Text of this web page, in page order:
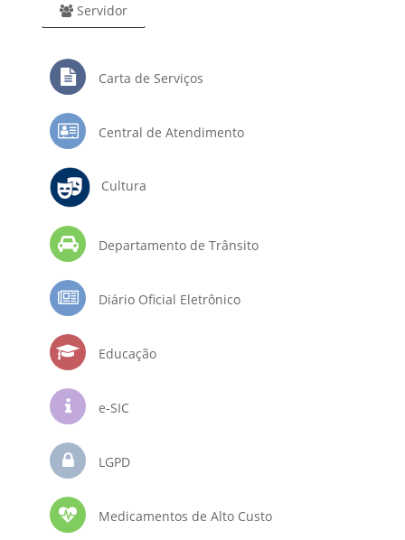
Servidor
Carta de Serviços
Central de Atendimento
Cultura
Departamento de Trânsito
Diário Oficial Eletrônico
Educação
e-SIC
LGPD
Medicamentos de Alto Custo